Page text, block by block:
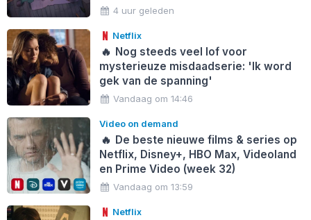
4 uur geleden
Netflix
🔥 Nog steeds veel lof voor
mysterieuze misdaadserie: 'Ik word
gek van de spanning'
Vandaag om 14:46
Video on demand
🔥 De beste nieuwe films & series op
Netflix, Disney+, HBO Max, Videoland
en Prime Video (week 32)
Vandaag om 13:59
Netflix